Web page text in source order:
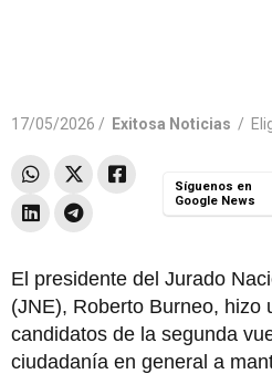
17/05/2026 / Exitosa Noticias /
Síguenos en
Google News
El presidente del Jurado
(JNE), Roberto Burneo, hizo
candidatos de la segunda
ciudadanía en general a